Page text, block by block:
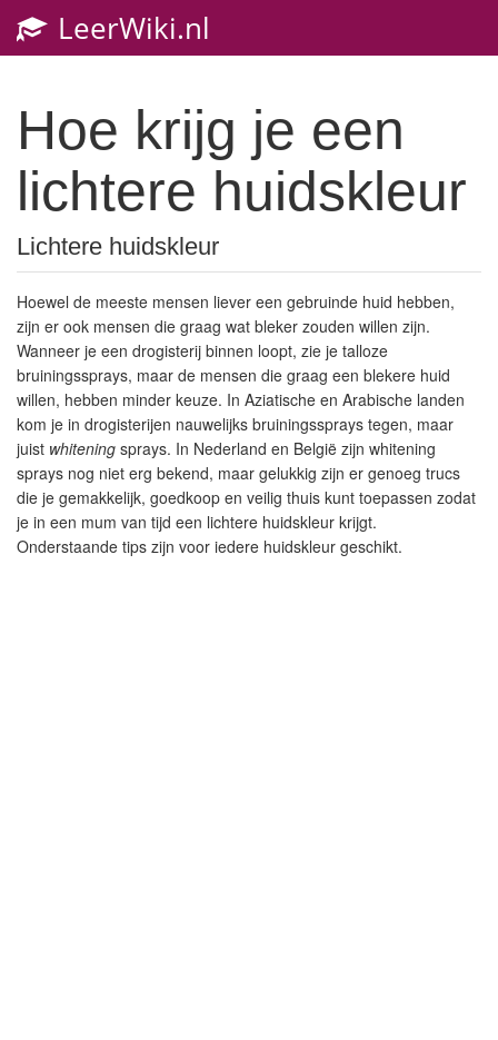
LeerWiki.nl
Hoe krijg je een
lichtere huidskleur
Lichtere huidskleur
Hoewel de meeste mensen liever een gebruinde huid hebben,
zijn er ook mensen die graag wat bleker zouden willen zijn.
Wanneer je een drogisterij binnen loopt, zie je talloze
bruiningssprays, maar de mensen die graag een blekere huid
willen, hebben minder keuze. In Aziatische en Arabische landen
kom je in drogisterijen nauwelijks bruiningssprays tegen, maar
juist whitening sprays. In Nederland en België zijn whitening
sprays nog niet erg bekend, maar gelukkig zijn er genoeg trucs
die je gemakkelijk, goedkoop en veilig thuis kunt toepassen zodat
je in een mum van tijd een lichtere huidskleur krijgt.
Onderstaande tips zijn voor iedere huidskleur geschikt.